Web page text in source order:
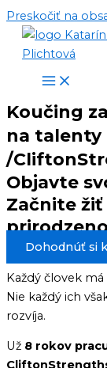
Preskočiť na
Koučing
na talenty
/
Objavte
Začnite žiť
Dohodnúť si
Každý človek
Nie každý ich
rozvíja.
Už 8 rokov